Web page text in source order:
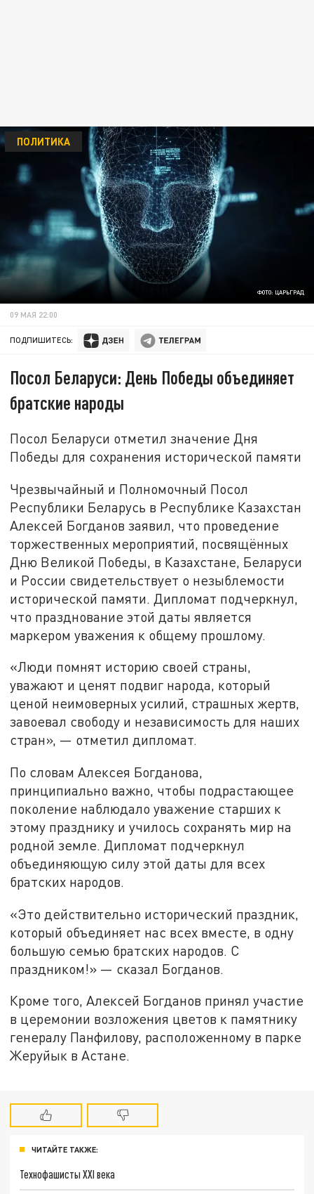
ФОТО: ЦАРЬГРАД
ПОЛИТИКА
09 МАЯ 22:00
ПОДПИШИТЕСЬ:
Посол Беларуси: День Победы объединяет
братские народы
Посол Беларуси отметил значение Дня
Победы для сохранения исторической памяти
Чрезвычайный и Полномочный Посол
Республики Беларусь в Республике Казахстан
Алексей Богданов заявил, что проведение
торжественных мероприятий, посвящённых
Дню Великой Победы, в Казахстане, Беларуси
и России свидетельствует о незыблемости
исторической памяти. Дипломат подчеркнул,
что празднование этой даты является
маркером уважения к общему прошлому.
«Люди помнят историю своей страны,
уважают и ценят подвиг народа, который
ценой неимоверных усилий, страшных жертв,
завоевал свободу и независимость для наших
стран», — отметил дипломат.
По словам Алексея Богданова,
принципиально важно, чтобы подрастающее
поколение наблюдало уважение старших к
этому празднику и училось сохранять мир на
родной земле. Дипломат подчеркнул
объединяющую силу этой даты для всех
братских народов.
«Это действительно исторический праздник,
который объединяет нас всех вместе, в одну
большую семью братских народов. С
праздником!» — сказал Богданов.
Кроме того, Алексей Богданов принял участие
в церемонии возложения цветов к памятнику
генералу Панфилову, расположенному в парке
Жеруйык в Астане.
ЧИТАЙТЕ ТАКЖЕ:
Технофашисты XXI века